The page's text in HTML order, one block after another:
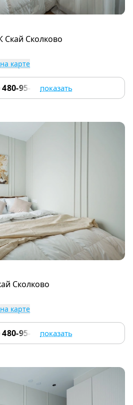
Скай Сколково
на карте
95-17 показать
Сколково
на карте
95-17 показать